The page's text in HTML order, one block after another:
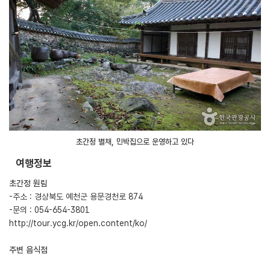
초간정 별채, 민박집으로 운영하고 있다
여행정보
초간정 원림
-주소 : 경상북도 예천군 용문경천로 874
-문의 : 054-654-3801
http://tour.ycg.kr/open.content/ko/
주변 음식점